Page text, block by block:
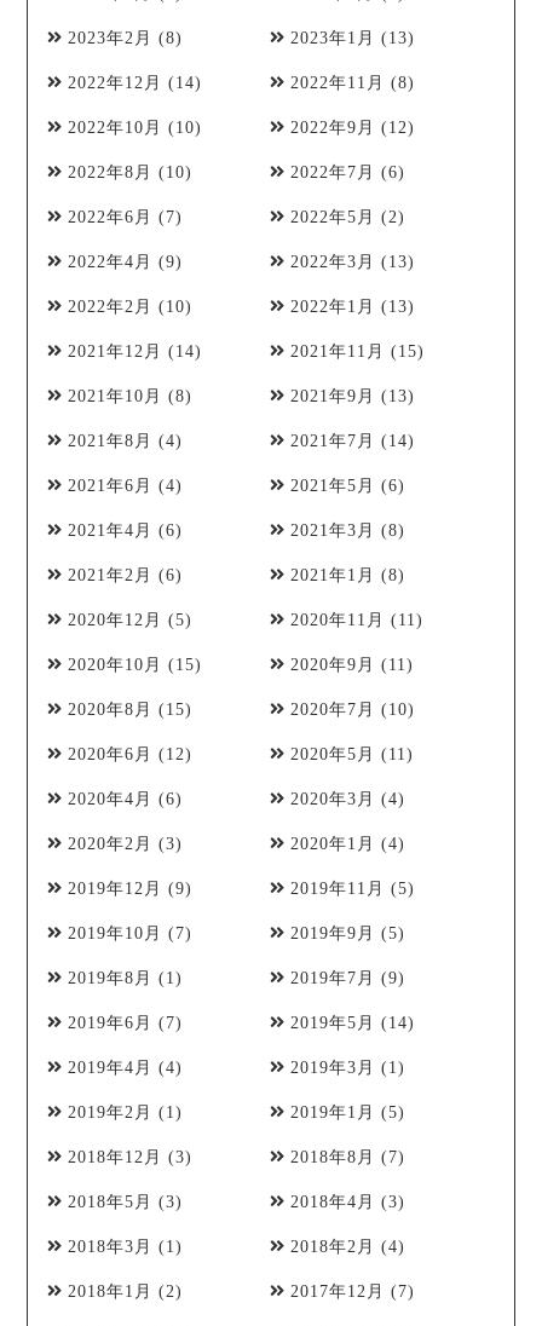
2023年2月 (8) 2023年1月 (13)
2022年12月 (14) 2022年11月 (8)
2022年10月 (10) 2022年9月 (12)
2022年8月 (10) 2022年7月 (6)
2022年6月 (7) 2022年5月 (2)
2022年4月 (9) 2022年3月 (13)
2022年2月 (10) 2022年1月 (13)
2021年12月 (14) 2021年11月 (15)
2021年10月 (8) 2021年9月 (13)
2021年8月 (4) 2021年7月 (14)
2021年6月 (4) 2021年5月 (6)
2021年4月 (6) 2021年3月 (8)
2021年2月 (6) 2021年1月 (8)
2020年12月 (5) 2020年11月 (11)
2020年10月 (15) 2020年9月 (11)
2020年8月 (15) 2020年7月 (10)
2020年6月 (12) 2020年5月 (11)
2020年4月 (6) 2020年3月 (4)
2020年2月 (3) 2020年1月 (4)
2019年12月 (9) 2019年11月 (5)
2019年10月 (7) 2019年9月 (5)
2019年8月 (1) 2019年7月 (9)
2019年6月 (7) 2019年5月 (14)
2019年4月 (4) 2019年3月 (1)
2019年2月 (1) 2019年1月 (5)
2018年12月 (3) 2018年8月 (7)
2018年5月 (3) 2018年4月 (3)
2018年3月 (1) 2018年2月 (4)
2018年1月 (2) 2017年12月 (7)